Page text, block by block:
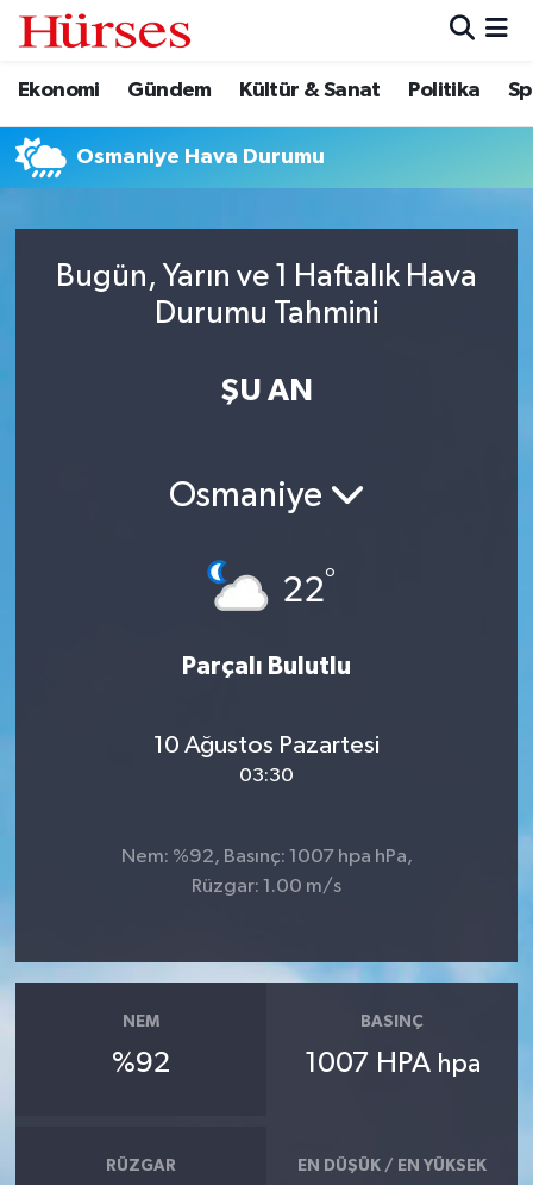
Ekonomi Gündem Kültür & Sanat Politika
Osmaniye Hava Durumu
Bugün, Yarın ve 1 Haftalık Hava
Durumu Tahmini
ŞU AN
Osmaniye
22°
Parçalı Bulutlu
10 Ağustos Pazartesi
03:30
Nem: %92, Basınç: 1007 hpa hPa,
Rüzgar: 1.00 m/s
NEM
%92
BASINÇ
1007 HPA hpa
RÜZGAR EN DÜŞÜK / EN YÜKSEK
Ekonomi
Gündem
Politika
Hava Durumu
Trafik Durumu
Tüm Manşetler